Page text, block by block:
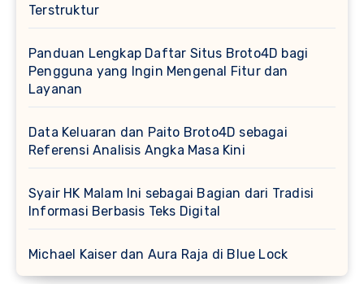
Terstruktur
Panduan Lengkap Daftar Situs Broto4D bagi
Pengguna yang Ingin Mengenal Fitur dan
Layanan
Data Keluaran dan Paito Broto4D sebagai
Referensi Analisis Angka Masa Kini
Syair HK Malam Ini sebagai Bagian dari Tradisi
Informasi Berbasis Teks Digital
Michael Kaiser dan Aura Raja di Blue Lock